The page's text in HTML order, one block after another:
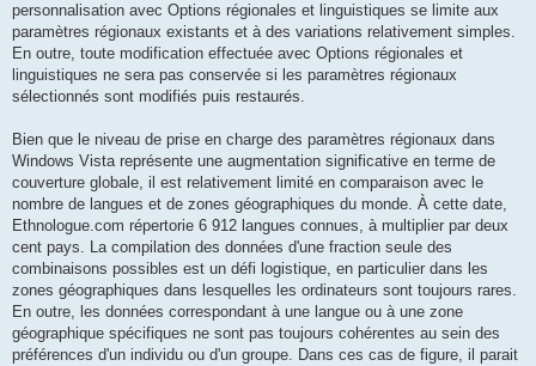
personnalisation avec Options régionales et linguistiques se limite aux
paramètres régionaux existants et à des variations relativement simples.
En outre, toute modification effectuée avec Options régionales et
linguistiques ne sera pas conservée si les paramètres régionaux
sélectionnés sont modifiés puis restaurés.
Bien que le niveau de prise en charge des paramètres régionaux dans
Windows Vista représente une augmentation significative en terme de
couverture globale, il est relativement limité en comparaison avec le
nombre de langues et de zones géographiques du monde. À cette date,
Ethnologue.com répertorie 6 912 langues connues, à multiplier par deux
cent pays. La compilation des données d'une fraction seule des
combinaisons possibles est un défi logistique, en particulier dans les
zones géographiques dans lesquelles les ordinateurs sont toujours rares.
En outre, les données correspondant à une langue ou à une zone
géographique spécifiques ne sont pas toujours cohérentes au sein des
préférences d'un individu ou d'un groupe. Dans ces cas de figure, il parait